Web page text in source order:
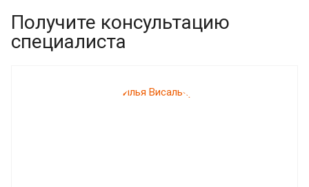
Получите консультацию
специалиста